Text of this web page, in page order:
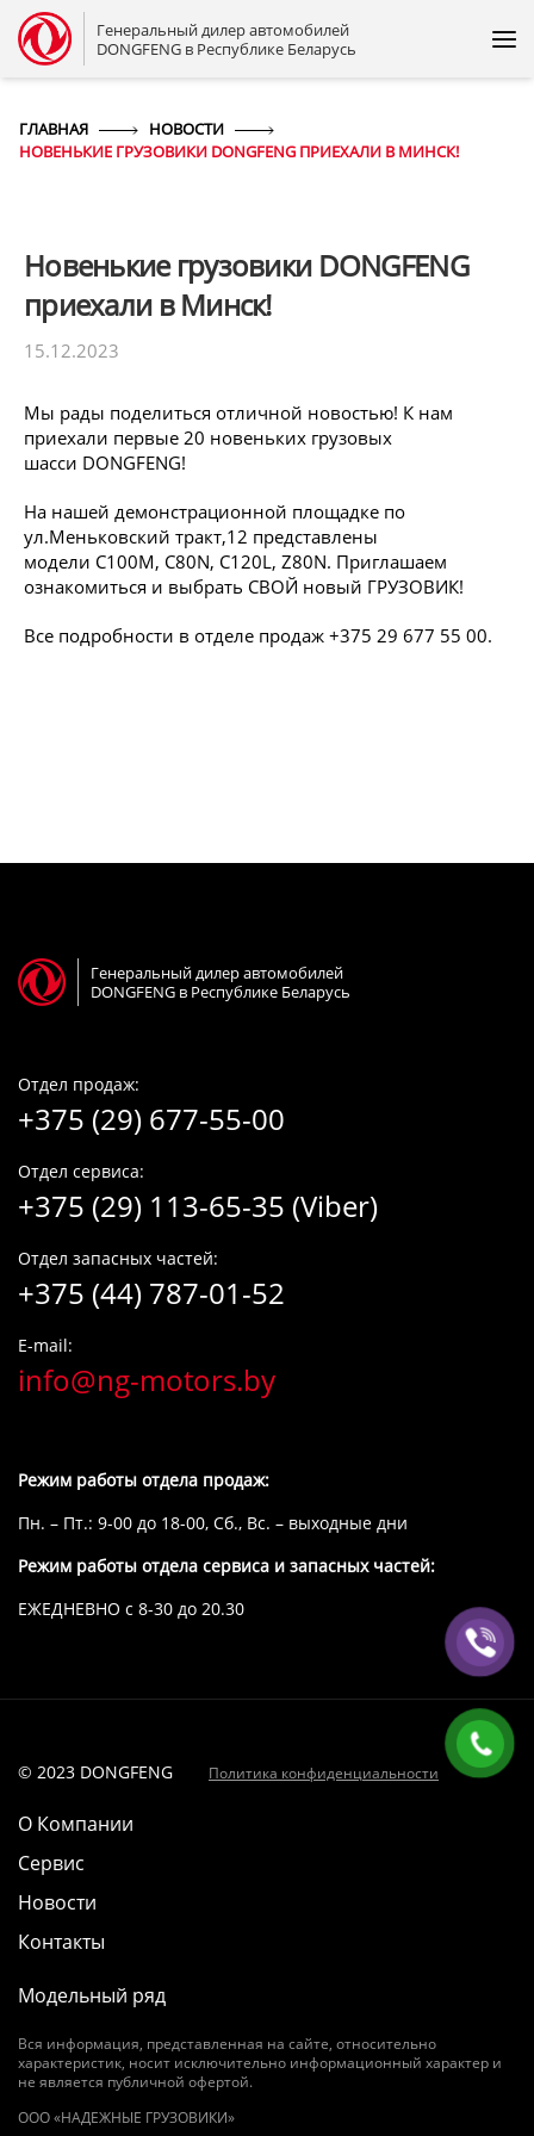
Генеральный дилер автомобилей
DONGFENG в Республике Беларусь
ГЛАВНАЯ
НОВОСТИ
НОВЕНЬКИЕ ГРУЗОВИКИ DONGFENG ПРИЕХАЛИ В МИНСК!
Новенькие грузовики DONGFENG
приехали в Минск!
15.12.2023
Мы рады поделиться отличной новостью! К нам
приехали первые 20 новеньких грузовых
шасси DONGFENG!
На нашей демонстрационной площадке по
ул.Меньковский тракт,12 представлены
модели C100M, C80N, C120L, Z80N. Приглашаем
ознакомиться и выбрать СВОЙ новый ГРУЗОВИК!
Все подробности в отделе продаж +375 29 677 55 00.
Генеральный дилер автомобилей
DONGFENG в Республике Беларусь
Отдел продаж:
+375 (29) 677-55-00
Отдел сервиса:
+375 (29) 113-65-35 (Viber)
Отдел запасных частей:
+375 (44) 787-01-52
E-mail:
info@ng-motors.by
Режим работы отдела продаж:
Пн. – Пт.: 9-00 до 18-00, Сб., Вс. – выходные дни
Режим работы отдела сервиса и запасных частей:
ЕЖЕДНЕВНО с 8-30 до 20.30
© 2023 DONGFENG Политика конфиденциальности
О Компании
Сервис
Новости
Контакты
Модельный ряд
Вся информация, представленная на сайте, относительно
характеристик, носит исключительно информационный характер и
не является публичной офертой.
OOO «НАДЕЖНЫЕ ГРУЗОВИКИ»